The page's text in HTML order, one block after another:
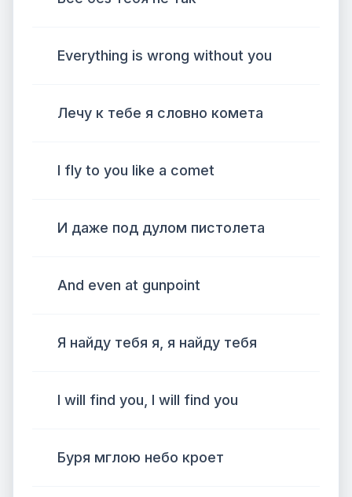
Everything is wrong without you
Лечу к тебе я словно комета
I fly to you like a comet
И даже под дулом пистолета
And even at gunpoint
Я найду тебя я, я найду тебя
I will find you, I will find you
Буря мглою небо кроет